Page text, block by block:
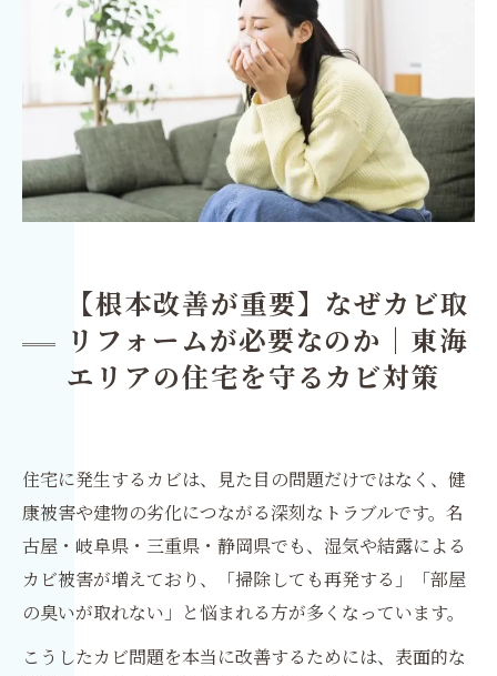
【根本改善が重要】なぜカビ取
リフォームが必要なのか｜東海
エリアの住宅を守るカビ対策
住宅に発生するカビは、見た目の問題だけではなく、健
康被害や建物の劣化につながる深刻なトラブルです。名
古屋・岐阜県・三重県・静岡県でも、湿気や結露による
カビ被害が増えており、「掃除しても再発する」「部屋
の臭いが取れない」と悩まれる方が多くなっています。
こうしたカビ問題を本当に改善するためには、表面的な